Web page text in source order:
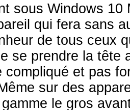
sous Windows 10
qui fera sans
de tous ceux
se prendre la tête
compliqué et pas
sur des
le gros